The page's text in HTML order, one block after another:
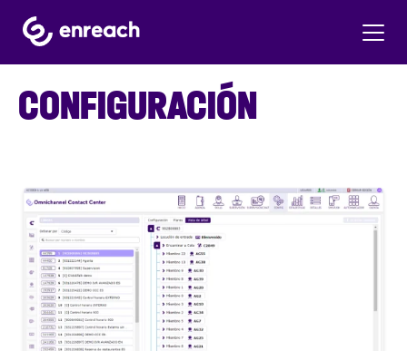
CONFIGURACIÓN